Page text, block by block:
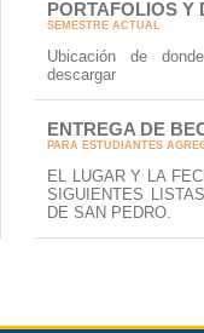
PORTAFOLIOS Y
SEMESTRE ACTUAL
Ubicación de
descargar
ENTREGA DE
PARA ESTUDIANTES
EL LUGAR Y LA
SIGUIENTES
DE SAN PEDRO.